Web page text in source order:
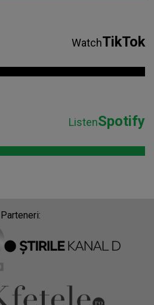
WatchTikTok
ListenSpotify
Parteneri: